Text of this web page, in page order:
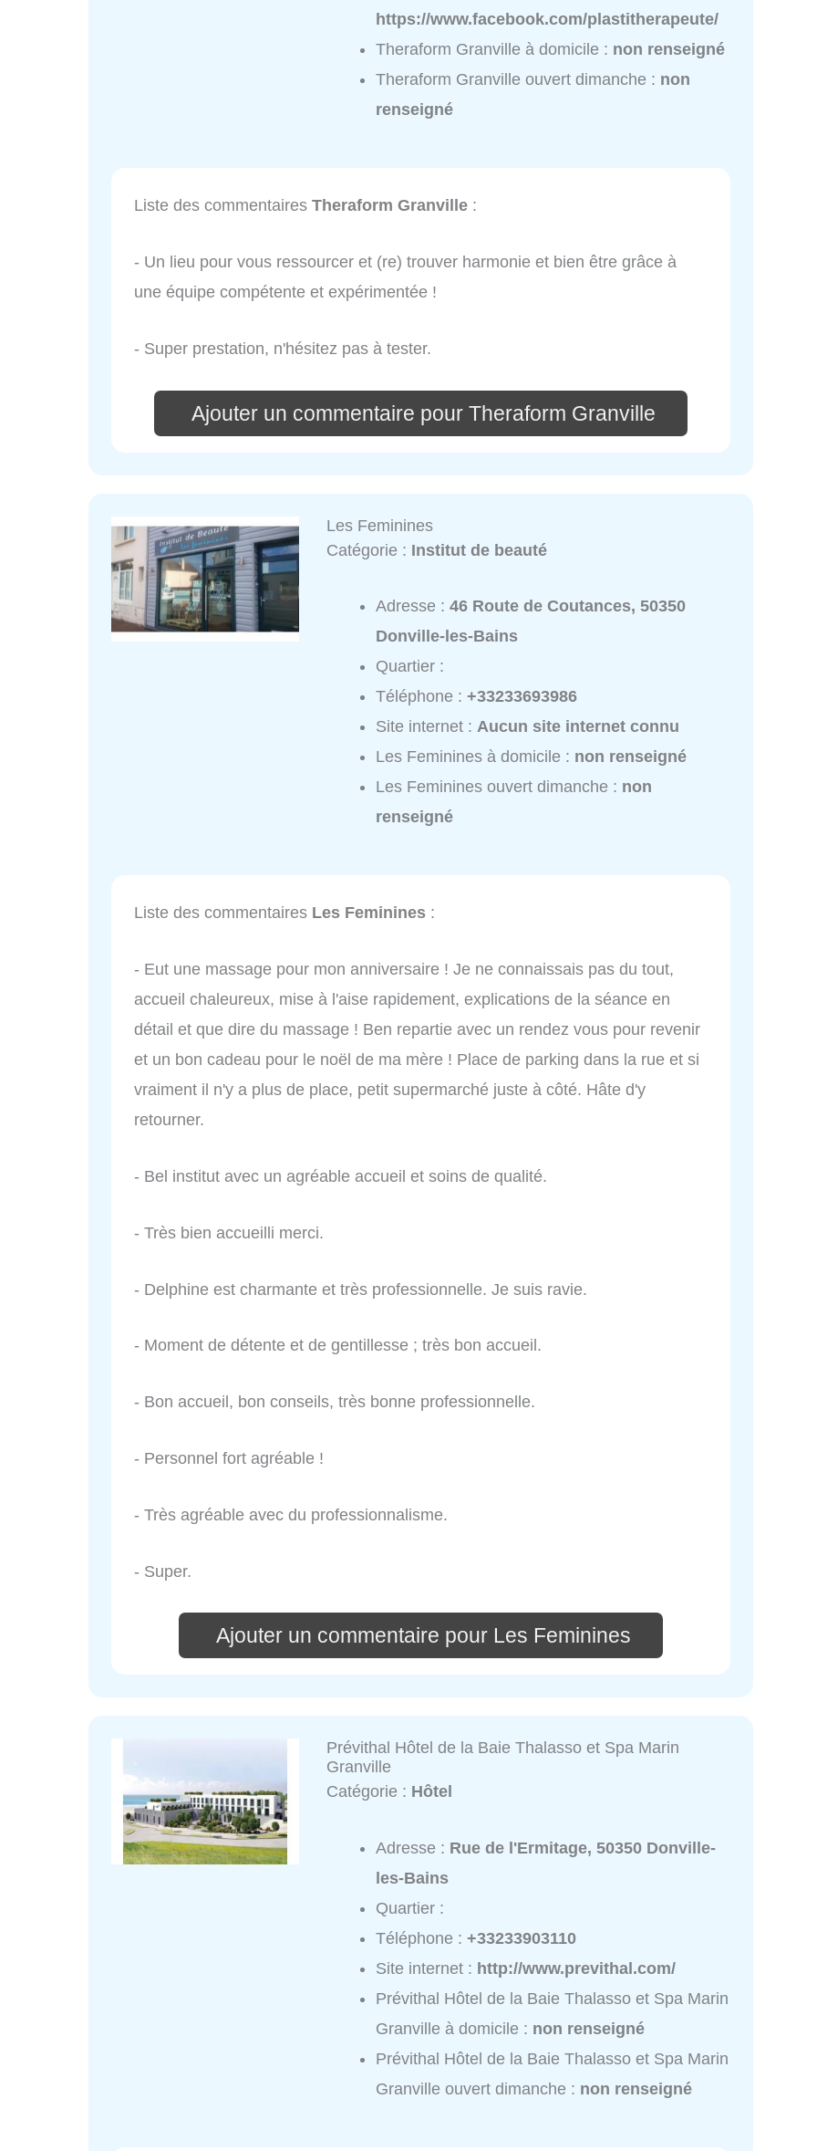
https://www.facebook.com/plastitherapeute/
Theraform Granville à domicile : non renseigné
Theraform Granville ouvert dimanche : non
renseigné
Liste des commentaires Theraform Granville :
- Un lieu pour vous ressourcer et (re) trouver harmonie et bien être grâce à
une équipe compétente et expérimentée !
- Super prestation, n'hésitez pas à tester.
Ajouter un commentaire pour Theraform Granville
Les Feminines
Catégorie : Institut de beauté
Adresse :46 Route de Coutances, 50350
Donville-les-Bains
Quartier :
Téléphone :+33233693986
Site internet :Aucun site internet connu
Les Feminines à domicile : non renseigné
Les Feminines ouvert dimanche : non
renseigné
Liste des commentaires Les Feminines :
- Eut une massage pour mon anniversaire ! Je ne connaissais pas du tout,
accueil chaleureux, mise à l'aise rapidement, explications de la séance en
détail et que dire du massage ! Ben repartie avec un rendez vous pour revenir
et un bon cadeau pour le noël de ma mère ! Place de parking dans la rue et si
vraiment il n'y a plus de place, petit supermarché juste à côté. Hâte d'y
retourner.
- Bel institut avec un agréable accueil et soins de qualité.
- Très bien accueilli merci.
- Delphine est charmante et très professionnelle. Je suis ravie.
- Moment de détente et de gentillesse ; très bon accueil.
- Bon accueil, bon conseils, très bonne professionnelle.
- Personnel fort agréable !
- Très agréable avec du professionnalisme.
- Super.
Ajouter un commentaire pour Les Feminines
Prévithal Hôtel de la Baie Thalasso et Spa Marin
Granville
Catégorie : Hôtel
Adresse : Rue de l'Ermitage, 50350 Donville-
les-Bains
Quartier :
Téléphone :+33233903110
Site internet : http://www.previthal.com/
Prévithal Hôtel de la Baie Thalasso et Spa Marin
Granville à domicile : non renseigné
Prévithal Hôtel de la Baie Thalasso et Spa Marin
Granville ouvert dimanche : non renseigné